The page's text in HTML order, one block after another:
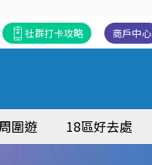
商戶中心
社群打卡攻略
圍遊 18區好去處